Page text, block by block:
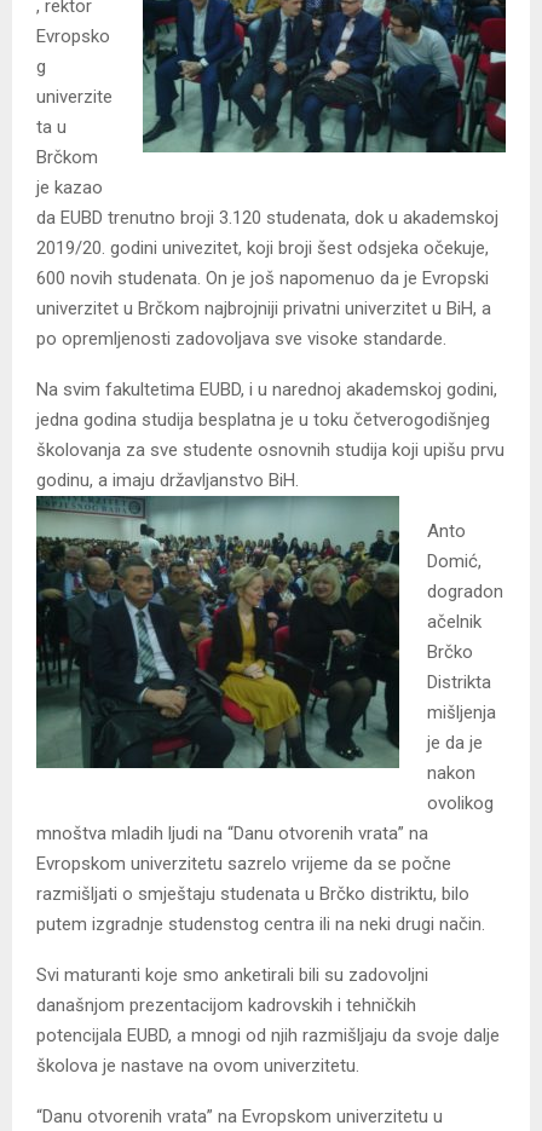
, rektor
Evropsko
g
univerzite
ta u
Brčkom
je kazao
da EUBD trenutno broji 3.120 studenata, dok u akademskoj
2019/20. godini univezitet, koji broji šest odsjeka očekuje,
600 novih studenata. On je još napomenuo da je Evropski
univerzitet u Brčkom najbrojniji privatni univerzitet u BiH, a
po opremljenosti zadovoljava sve visoke standarde.
Na svim fakultetima EUBD, i u narednoj akademskoj godini,
jedna godina studija besplatna je u toku četverogodišnjeg
školovanja za sve studente osnovnih studija koji upišu prvu
godinu, a imaju državljanstvo BiH.
Anto
Domić,
dogradon
ačelnik
Brčko
Distrikta
mišljenja
je da je
nakon
ovolikog
mnoštva mladih ljudi na “Danu otvorenih vrata” na
Evropskom univerzitetu sazrelo vrijeme da se počne
razmišljati o smještaju studenata u Brčko distriktu, bilo
putem izgradnje studenstog centra ili na neki drugi način.
Svi maturanti koje smo anketirali bili su zadovoljni
današnjom prezentacijom kadrovskih i tehničkih
potencijala EUBD, a mnogi od njih razmišljaju da svoje dalje
školova je nastave na ovom univerzitetu.
“Danu otvorenih vrata” na Evropskom univerzitetu u